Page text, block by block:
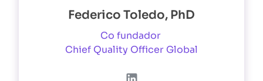
Federico Toledo, PhD
Co fundador
Chief Quality Officer Global